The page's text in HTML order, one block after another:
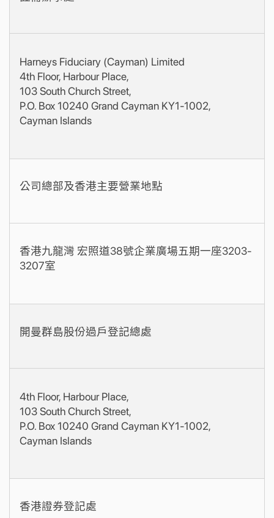
Harneys Fiduciary (Cayman) Limited
4th Floor, Harbour Place,
103 South Church Street,
P.O. Box 10240 Grand Cayman KY1-1002,
Cayman Islands
公司總部及香港主要營業地點
香港九龍灣 宏照道38號企業廣場五期一座3203-
3207室
開曼群島股份過戶登記總處
4th Floor, Harbour Place,
103 South Church Street,
P.O. Box 10240 Grand Cayman KY1-1002,
Cayman Islands
香港證券登記處